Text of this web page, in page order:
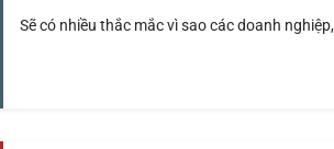
Sẽ có nhiều thắc mắc vì sao các doanh